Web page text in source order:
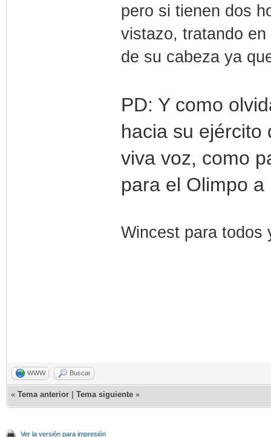
pero si tienen dos
vistazo, tratando
de su cabeza ya
PD: Y como
hacia su ejército
viva voz, como
para el Olimpo
Wincest para todos
WWW Buscar
« Tema anterior Tema siguiente »
Ver la versión para impresión